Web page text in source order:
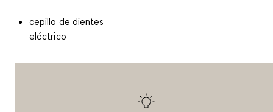
cepillo de dientes
eléctrico